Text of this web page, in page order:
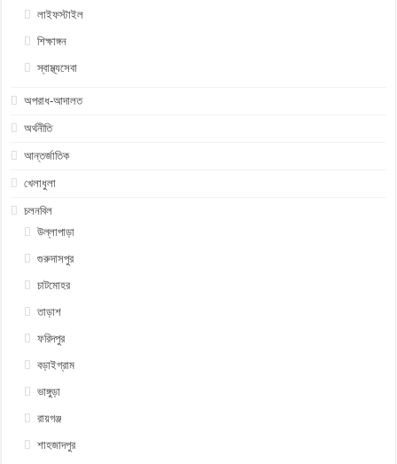
লাইফস্টাইল
শিক্ষাঙ্গন
স্বাস্থ্যসেবা
অপরাধ-আদালত
অর্থনীতি
আন্তর্জাতিক
খেলাধুলা
চলনবিল
উল্লাপাড়া
গুরুদাসপুর
চাটমোহর
তাড়াশ
ফরিদপুর
বড়াইগ্রাম
ভাঙ্গুড়া
রায়গঞ্জ
শাহজাদপুর